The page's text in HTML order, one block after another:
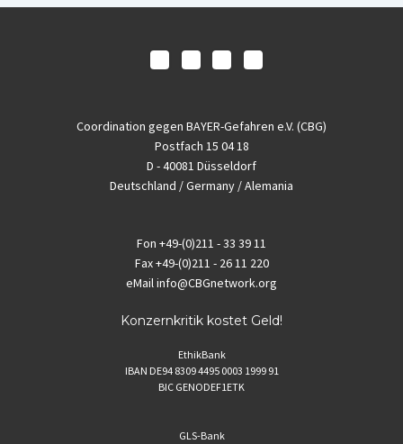
Coordination gegen BAYER-Gefahren e.V. (CBG)
Postfach 15 04 18
D - 40081 Düsseldorf
Deutschland / Germany / Alemania
Fon +49-(0)211 - 33 39 11
Fax+49-(0)211 - 26 11 220
eMailinfo@CBGnetwork.org
Konzernkritik kostet Geld!
EthikBank
IBAN DE94 8309 4495 0003 1999 91
BIC GENODEF1ETK
GLS-Bank